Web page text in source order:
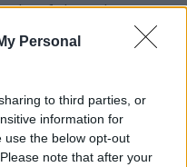
Personal
to third parties, or
information for
use the below opt-out
note that after your
felettük
A 327 madárfajnak
illegálisan.
gólya, Báró
a veszélyes zónán.